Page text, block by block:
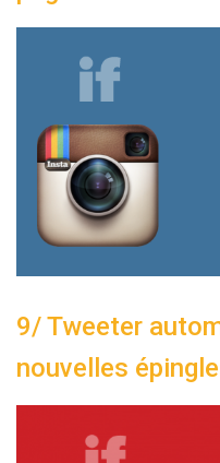
9/ Tweeter
nouvelles